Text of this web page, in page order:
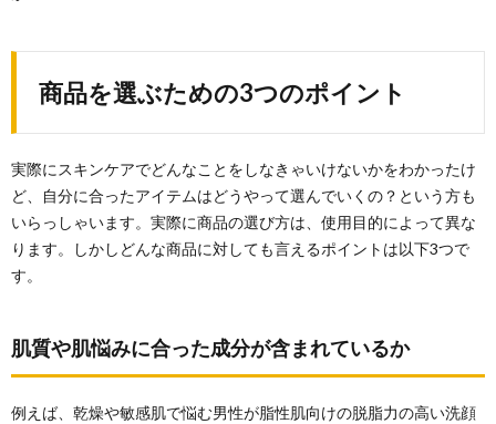
商品を選ぶための3つのポイント
実際にスキンケアでどんなことをしなきゃいけないかをわかったけ
ど、自分に合ったアイテムはどうやって選んでいくの？という方も
いらっしゃいます。実際に商品の選び方は、使用目的によって異な
ります。しかしどんな商品に対しても言えるポイントは以下3つで
す。
肌質や肌悩みに合った成分が含まれているか
例えば、乾燥や敏感肌で悩む男性が脂性肌向けの脱脂力の高い洗顔